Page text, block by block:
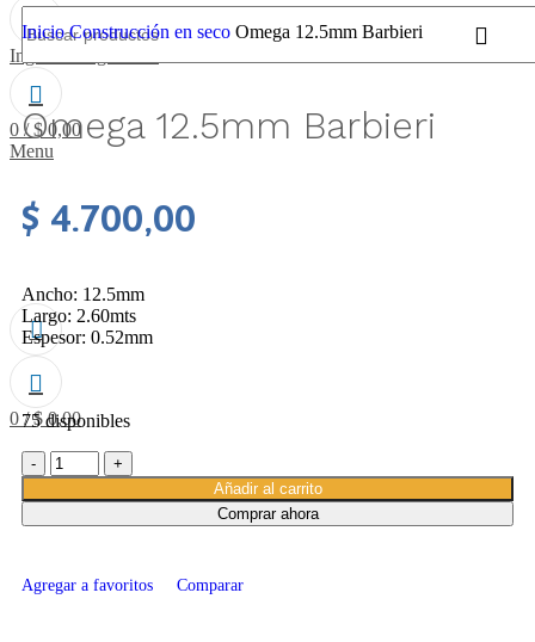
Ingresar/Registrarse
0 / $0,00
Menu
0/ $0,00
InicioConstrucción en seco Omega 12.5mm Barbieri
Omega 12.5mm Barbieri
$ 4.700,00
Ancho: 12.5mm
Largo: 2.60mts
Espesor: 0.52mm
75 disponibles
Añadir al carrito
Comprar ahora
Agregar a favoritos Comparar